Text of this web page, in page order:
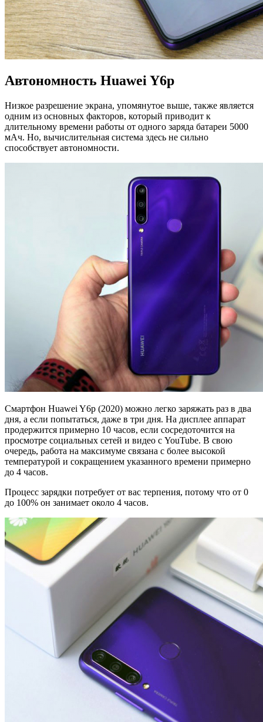
Автономность Huawei Y6p
Низкое разрешение экрана, упомянутое выше, также является
одним из основных факторов, который приводит к
длительному времени работы от одного заряда батареи 5000
мАч. Но, вычислительная система здесь не сильно
способствует автономности.
Смартфон Huawei Y6p (2020) можно легко заряжать раз в два
дня, а если попытаться, даже в три дня. На дисплее аппарат
продержится примерно 10 часов, если сосредоточится на
просмотре социальных сетей и видео с YouTube. В свою
очередь, работа на максимуме связана с более высокой
температурой и сокращением указанного времени примерно
до 4 часов.
Процесс зарядки потребует от вас терпения, потому что от 0
до 100% он занимает около 4 часов.